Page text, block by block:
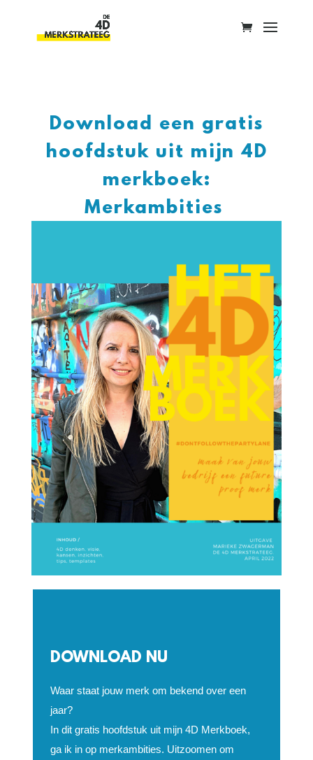
Download een gratis
hoofdstuk uit mijn 4D
merkboek:
Merkambities
DOWNLOAD NU
Waar staat jouw merk om bekend over een
jaar?
In dit gratis hoofdstuk uit mijn 4D Merkboek,
ga ik in op merkambities. Uitzoomen om